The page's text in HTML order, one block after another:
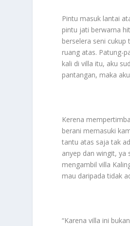
Pintu masuk lantai
pintu jati berwarna
berselera seni
ruang atas. Patung-
kali di villa itu, aku
pantangan, maka
Kerena
berani memasuki
tantu atas saja tak
anyep dan wingit, ya
mengambil villa
mau daripada tidak
“Karena villa ini